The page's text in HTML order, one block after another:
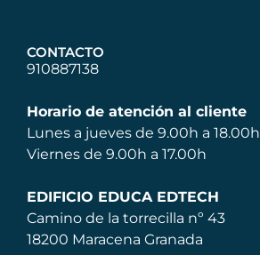
CONTACTO
910887138
Horario de atención al cliente
Lunes a jueves de 9.00h a 18.00h
Viernes de 9.00h a 17.00h
EDIFICIO EDUCA EDTECH
Camino de la torrecilla nº 43
18200 Maracena Granada